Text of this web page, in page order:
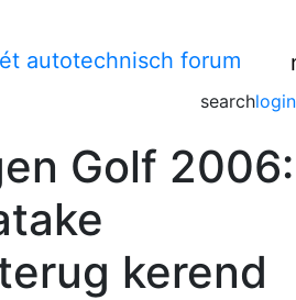
login
search
Golf 2006:
kerend